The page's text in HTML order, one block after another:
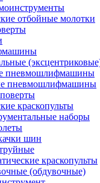
отбойные молотки
пневмошлифмашины
пневмошлифмашины
краскопульты
наборы
шин
краскопульты
(обдувочные)